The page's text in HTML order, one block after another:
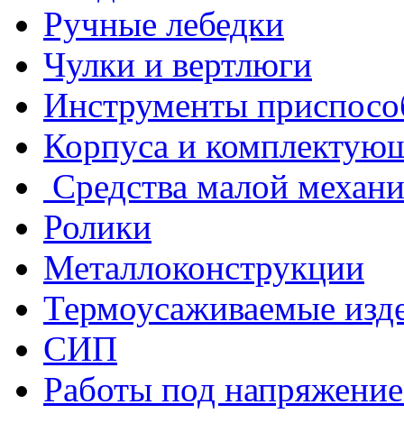
Ручные лебедки
Чулки и вертлюги
Инструменты
Корпуса и
Средства малой
Ролики
Металлоконструкции
Термоусаживаемые
СИП
Работы под